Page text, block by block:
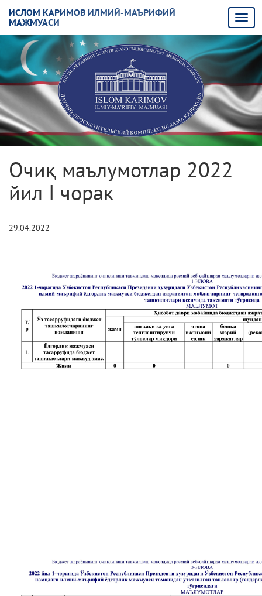
ИСЛОМ КАРИМОВ ИЛМИЙ-МАЪРИФИЙ
МАЖМУАСИ
Очиқ маълумотлар 2022
йил I чорак
29.04.2022